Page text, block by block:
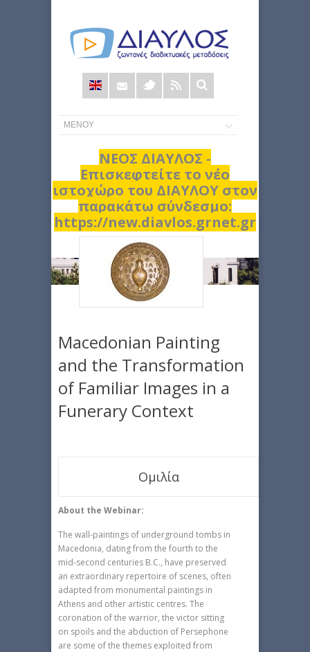
Φόρμα
αναζήτησης
ΝΕΟΣ ΔΙΑΥΛΟΣ -
Επισκεφτείτε το νέο
ιστοχώρο του ΔΙΑΥΛΟΥ στον
παρακάτω σύνδεσμο:
https://new.diavlos.grnet.gr
Macedonian Painting
and the Transformation
of Familiar Images in a
Funerary Context
Ομιλία
About the Webinar:
The wall-paintings of underground tombs in
Macedonia, dating from the fourth to the
mid-second centuries B.C., have preserved
an extraordinary repertoire of scenes, often
adapted from monumental paintings in
Athens and other artistic centres. The
coronation of the warrior, the victor sitting
on spoils and the abduction of Persephone
are some of the themes exploited from